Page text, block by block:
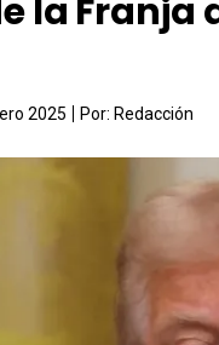
la Franja
2025 Por: Redacción